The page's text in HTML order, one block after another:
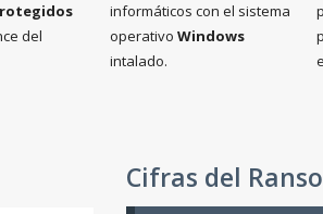
del
informáticos con el sistema
operativo Windows
intalado.
Cifras del